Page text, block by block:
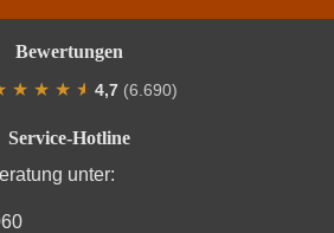
Service-Hotline
unter:
Bewertungen
★ ★ ★ ★
★ 4,7 (6.690)